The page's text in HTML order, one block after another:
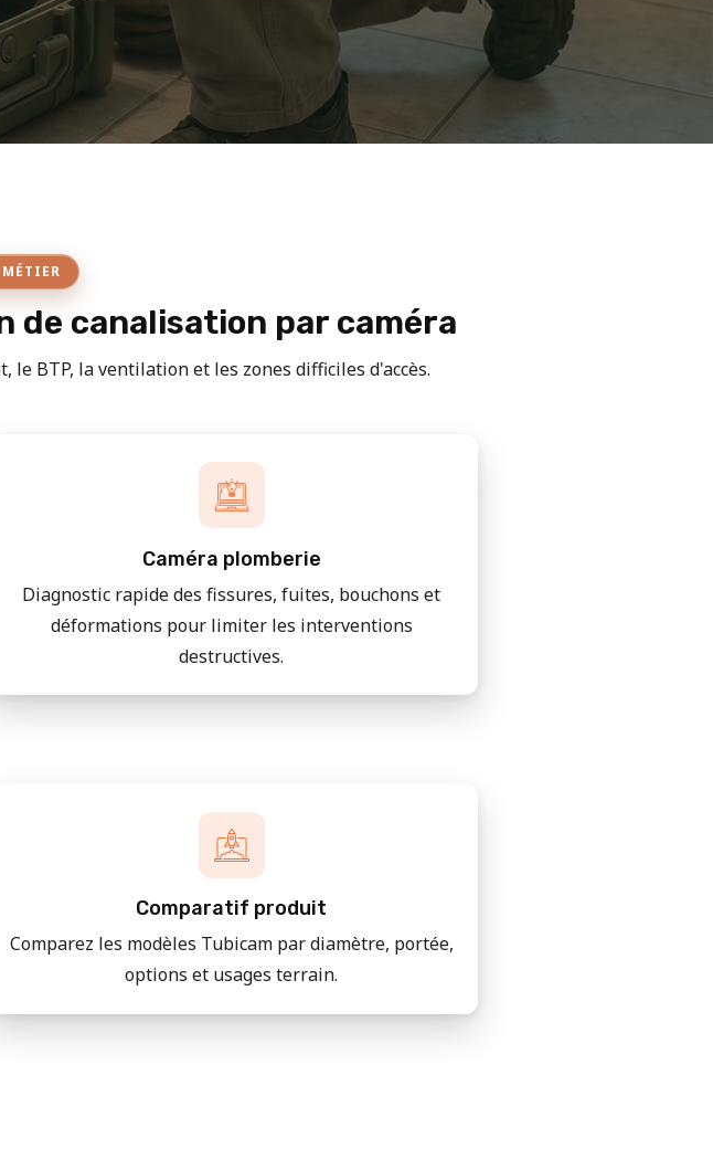
de canalisation par caméra
BTP, la ventilation et les zones difficiles d'accès.
Caméra plomberie
Diagnostic rapide des fissures, fuites, bouchons et
déformations pour limiter les interventions
destructives.
Comparatif produit
Comparez les modèles Tubicam par diamètre, portée,
options et usages terrain.